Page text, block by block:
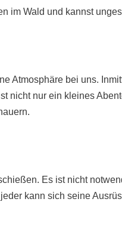
im Wald und kannst
Atmosphäre bei uns.
nicht nur ein kleines
Es ist nicht
kann sich seine